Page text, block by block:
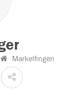
Markelfingen